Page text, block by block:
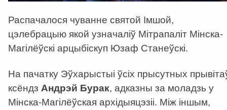
Распачалося чуванне святой Імшой,
цэлебрацыю якой узначаліў Мітрапаліт Мінска-
Магілёўскі арцыбіскуп Юзаф Станеўскі.
На пачатку Эўхарыстыі ўсіх прысутных
ксёндз Андрэй Бурак, адказны за моладзь у
Мінска-Магілёўская архідыяцэзіі. Між іншым,